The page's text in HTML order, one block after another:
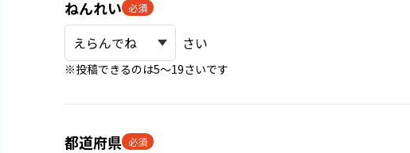
ねんれい 必須
さい
※投稿できるのは5〜19さいです
都道府県 必須